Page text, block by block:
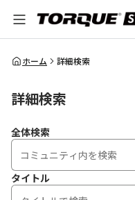
全体検索
ホーム 詳細検索
詳細検索
全体検索
タイトル